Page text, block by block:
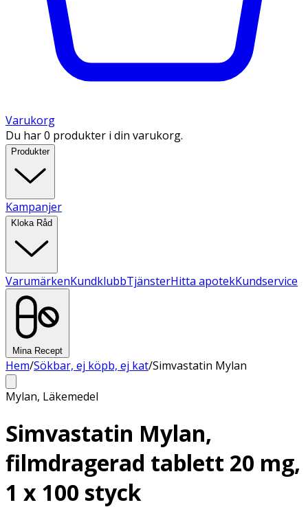
Varukorg
Du har 0 produkter i din varukorg.
Produkter
Kampanjer
Kloka Råd
VarumärkenKundklubbTjänsterHitta apotekKundservice
Mina Recept
Hem/Sökbar, ej köpb, ej kat/Simvastatin Mylan
Mylan, Läkemedel
Simvastatin Mylan,
filmdragerad tablett 20 mg,
1 x 100 styck